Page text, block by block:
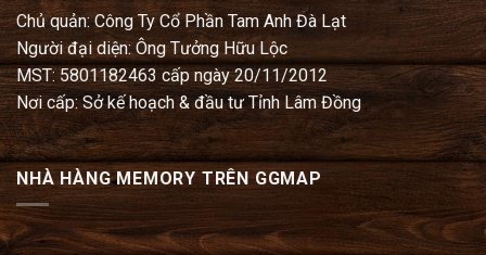
Chủ quản: Công Ty Cổ Phần Tam Anh Đà Lạt
Người đại diện: Ông Tưởng Hữu Lộc
MST: 5801182463 cấp ngày 20/11/2012
Nơi cấp: Sở kế hoạch & đầu tư Tỉnh Lâm Đồng
NHÀ HÀNG MEMORY TRÊN GGMAP